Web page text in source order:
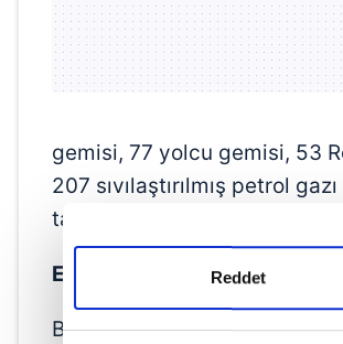
Reddet
gemisi, 77 yolcu gemisi, 53
207 sıvılaştırılmış petrol
taşıyan gemi ve 282 diğer
EN ÇOK GEMİ YÜKÜ OCAKTA
Bu dönemde, İstanbul